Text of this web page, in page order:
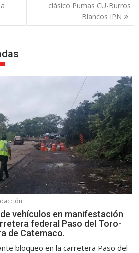
clásico Pumas CU-Burros
Blancos IPN
vehículos en manifestación
federal Paso del Toro-
de Catemaco.
bloqueo en la carretera Paso del